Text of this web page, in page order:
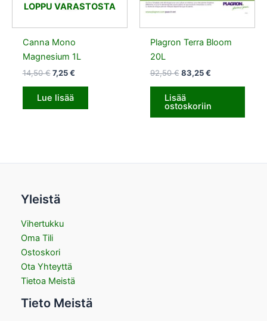
LOPPU VARASTOSTA
Canna Mono
Magnesium 1L
14,50€ 7,25€
Lue lisää
Plagron Terra Bloom
20L
92,50€ 83,25€
Lisää
ostoskoriin
Yleistä
Vihertukku
Oma Tili
Ostoskori
Ota Yhteyttä
Tietoa Meistä
Tieto Meistä